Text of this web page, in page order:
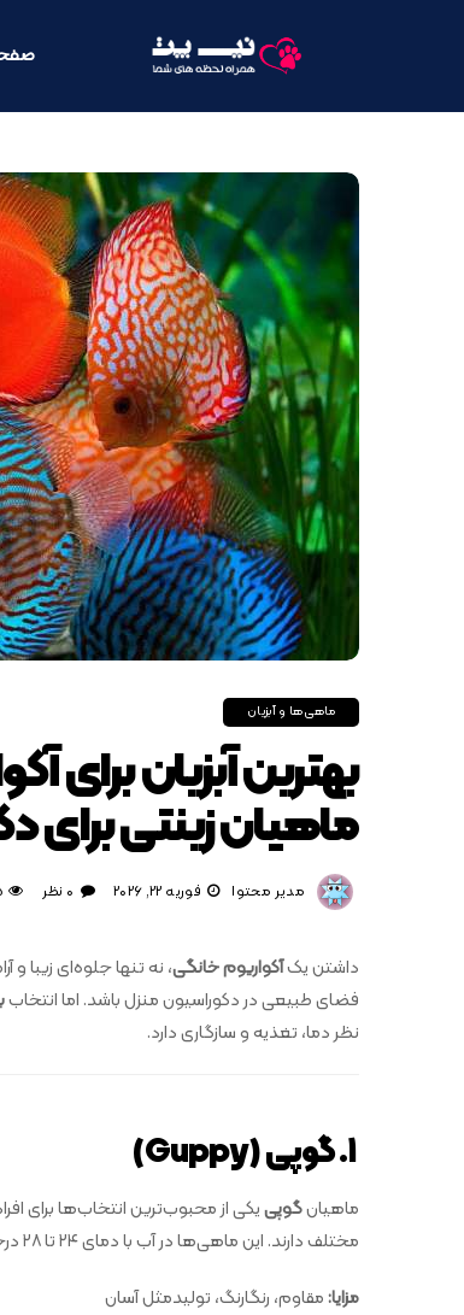
ماهی‌ها و آبزیان
بهترین آبزیان برای
ماهیان زینتی برای
مدیر محتوا فوریه 22, 2026 0 نظر
داشتن یکآکواریوم خانگی، نه تنها جلوه‌ای
فضای طبیعی در دکوراسیون منزل باشد. اما انتخاب
نظر دما، تغذیه و سازگاری دارد.
۱. گوپی (Guppy)
ماهیانگوپییکی از محبوب‌ترین انتخاب‌ها برای
مختلف دارند. این ماهی‌ها در آب با دمای ۲۴ تا ۲۸ درجه‌ی سانتی‌گراد به‌راحتی زندگی می‌کنند و زاد و ولد زیادی دارند.
مزایا:مقاوم، رنگارنگ، تولیدمثل آسان